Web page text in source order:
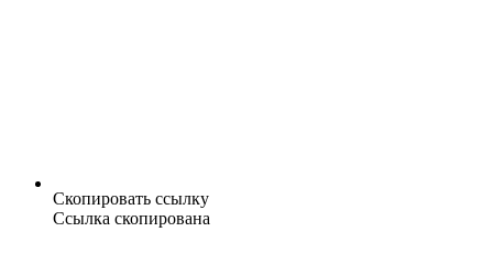
Скопировать ссылку
Ссылка скопирована